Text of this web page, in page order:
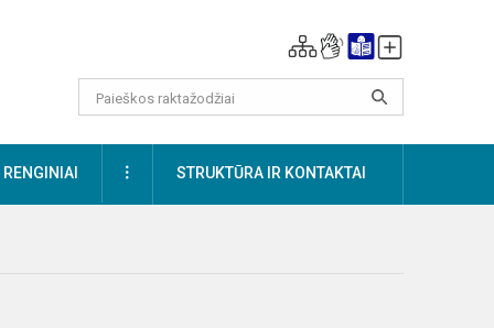
RENGINIAI DAUGIAUSTRUKTŪRA IR KONTAKTAI